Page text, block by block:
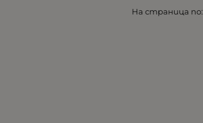
На страница по: